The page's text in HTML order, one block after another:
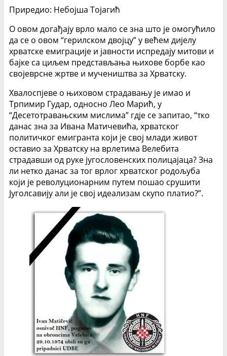
Приредио: Небојша Тојагић
О овом догађају врло мало се зна што је омогућило
да се о овом “герилском двојцу” у већем дијелу
хрватске емиграције и јавности испредају митови и
бајке са циљем представљања њихове борбе као
својеврсне жртве и мучеништва за Хрватску.
Хвалоспјеве о њиховом страдавању је имао и
Трпимир Гудар, односно Лео Марић, у
“Десетотравањским мислима” гдје се запитао, “тко
данас зна за Ивана Матичевића, хрватског
политичког емигранта који је свој млади живот
оставио за Хрватску на врлетима Велебита
страдавши од руке југословенских полицајаца? Зна
ли нетко данас за тог врлог хрватског родољуба
који је револуционарним путем пошао срушити
Југолсавију али је свој идеализам скупо платио?”.